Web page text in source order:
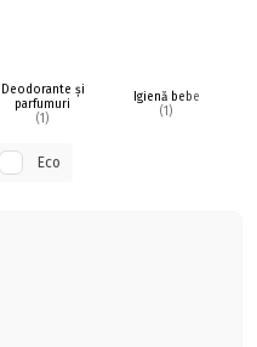
Deodorante și
parfumuri
(1)
Igienă bebe
(1)
Eco